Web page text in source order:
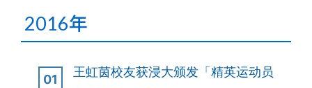
2016年
01
王虹茵校友获浸大颁发「精英运动员